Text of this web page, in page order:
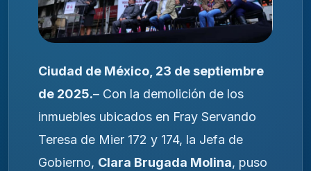
Ciudad de México, 23 de septiembre
de 2025.– Con la demolición de los
inmuebles ubicados en Fray Servando
Teresa de Mier 172 y 174, la Jefa de
Gobierno, Clara Brugada Molina, puso